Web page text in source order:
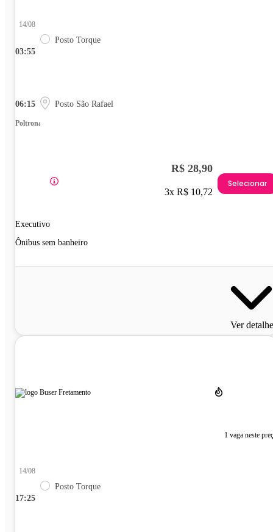
03:55
14/08
Posto Torque
06:15 Posto São Rafael
Poltrona
Executivo
Ônibus sem banheiro
R$ 28,90
3x R$ 10,72
Selecionar
Ver
1 vaga neste
17:25
14/08
Posto Torque